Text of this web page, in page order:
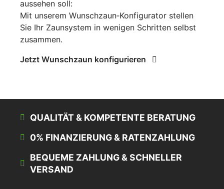
aussehen soll:
Mit unserem Wunschzaun‑Konfigurator stellen
Sie Ihr Zaunsystem in wenigen Schritten selbst
zusammen.
Jetzt Wunschzaun konfigurieren
QUALITÄT & KOMPETENTE BERATUNG
0% FINANZIERUNG & RATENZAHLUNG
BEQUEME ZAHLUNG & SCHNELLER
VERSAND